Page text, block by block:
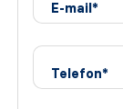
E-mail*
Telefon*